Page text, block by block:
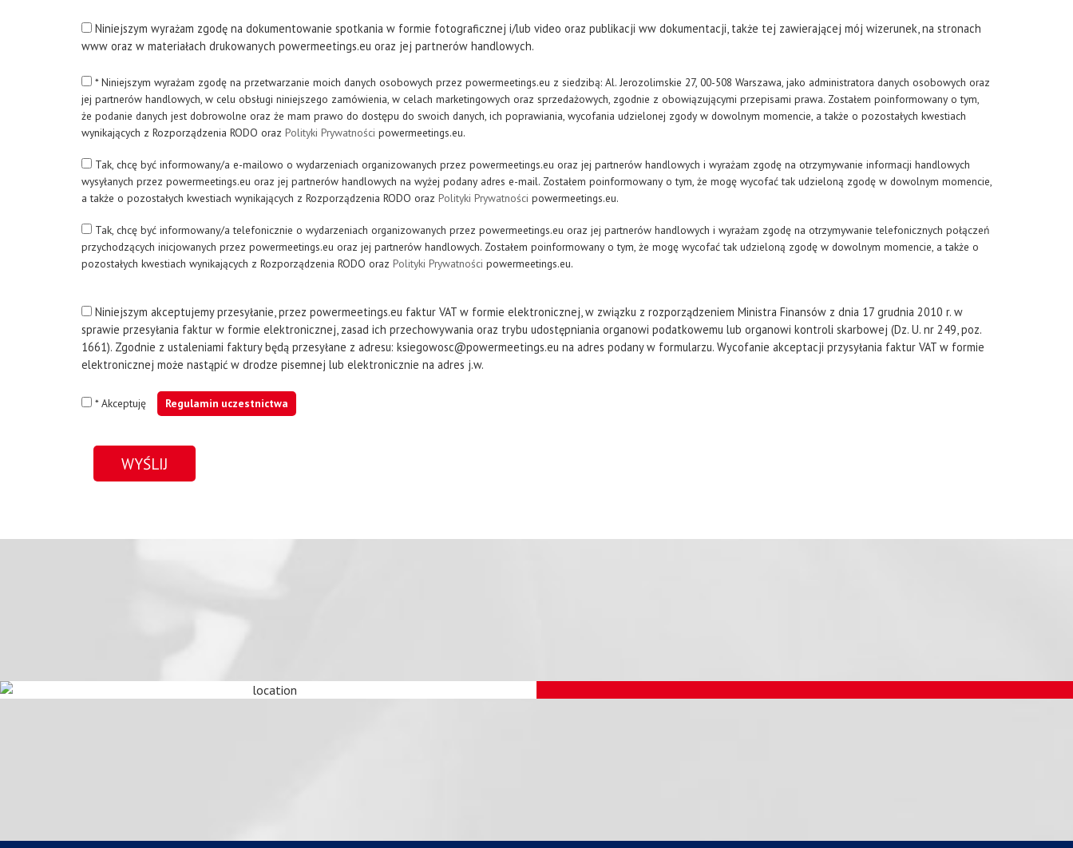
Niniejszym wyrażam zgodę na dokumentowanie spotkania w formie fotograficznej i/lub video oraz publikacji ww dokumentacji, także tej zawierającej mój wizerunek, na stronach
www oraz w materiałach drukowanych powermeetings.eu oraz jej partnerów handlowych.
* Niniejszym wyrażam zgodę na przetwarzanie moich danych osobowych przez powermeetings.eu z siedzibą: Al. Jerozolimskie 27, 00-508 Warszawa, jako administratora danych osobowych oraz
jej partnerów handlowych, w celu obsługi niniejszego zamówienia, w celach marketingowych oraz sprzedażowych, zgodnie z obowiązującymi przepisami prawa. Zostałem poinformowany o tym,
że podanie danych jest dobrowolne oraz że mam prawo do dostępu do swoich danych, ich poprawiania, wycofania udzielonej zgody w dowolnym momencie, a także o pozostałych kwestiach
wynikających z Rozporządzenia RODO oraz Polityki Prywatności powermeetings.eu.
Tak, chcę być informowany/a e-mailowo o wydarzeniach organizowanych przez powermeetings.eu oraz jej partnerów handlowych i wyrażam zgodę na otrzymywanie informacji handlowych
wysyłanych przez powermeetings.eu oraz jej partnerów handlowych na wyżej podany adres e-mail. Zostałem poinformowany o tym, że mogę wycofać tak udzieloną zgodę w dowolnym momencie,
a także o pozostałych kwestiach wynikających z Rozporządzenia RODO oraz Polityki Prywatności powermeetings.eu.
Tak, chcę być informowany/a telefonicznie o wydarzeniach organizowanych przez powermeetings.eu oraz jej partnerów handlowych i wyrażam zgodę na otrzymywanie telefonicznych połączeń
przychodzących inicjowanych przez powermeetings.eu oraz jej partnerów handlowych. Zostałem poinformowany o tym, że mogę wycofać tak udzieloną zgodę w dowolnym momencie, a także o
pozostałych kwestiach wynikających z Rozporządzenia RODO oraz Polityki Prywatności powermeetings.eu.
Niniejszym akceptujemy przesyłanie, przez powermeetings.eu faktur VAT w formie elektronicznej, w związku z rozporządzeniem Ministra Finansów z dnia 17 grudnia 2010 r. w
sprawie przesyłania faktur w formie elektronicznej, zasad ich przechowywania oraz trybu udostępniania organowi podatkowemu lub organowi kontroli skarbowej (Dz. U. nr 249, poz.
1661). Zgodnie z ustaleniami faktury będą przesyłane z adresu: ksiegowosc@powermeetings.eu na adres podany w formularzu. Wycofanie akceptacji przysyłania faktur VAT w formie
elektronicznej może nastąpić w drodze pisemnej lub elektronicznie na adres j.w.
* Akceptuję Regulamin uczestnictwa